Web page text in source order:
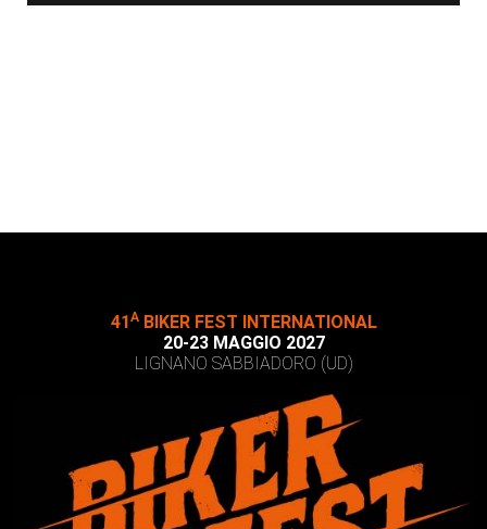
41 ABIKER FEST INTERNATIONAL
20-23 MAGGIO 2027
LIGNANO SABBIADORO (UD)